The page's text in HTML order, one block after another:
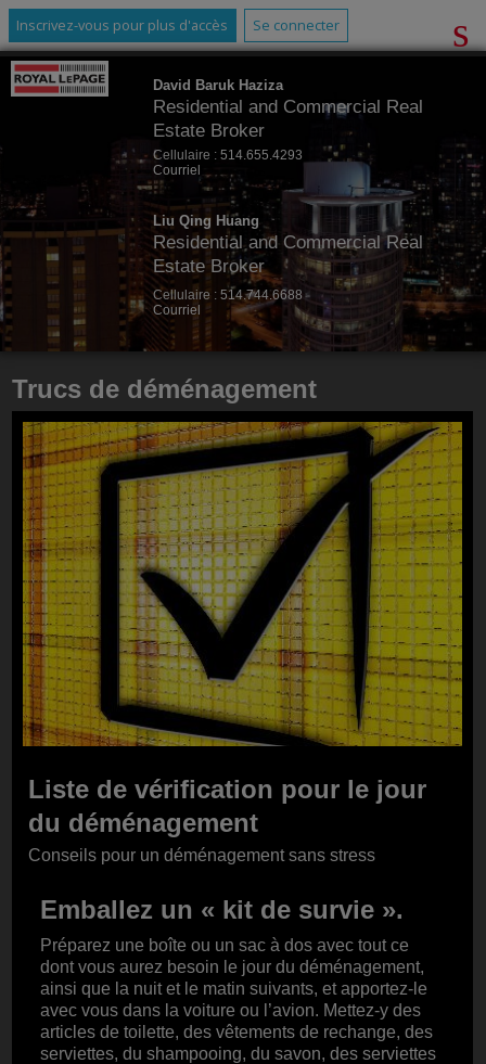
Inscrivez-vous pour plus d'accès Se connecter
David Baruk Haziza
Residential and Commercial Real
Estate Broker
Cellulaire : 514.655.4293
Courriel
Liu Qing Huang
Residential and Commercial Real
Estate Broker
Cellulaire : 514.744.6688
Courriel
Trucs de déménagement
Liste de vérification pour le jour
du déménagement
Conseils pour un déménagement sans stress
Emballez un « kit de survie ».
Préparez une boîte ou un sac à dos avec tout ce
dont vous aurez besoin le jour du déménagement,
ainsi que la nuit et le matin suivants, et apportez-le
avec vous dans la voiture ou l’avion. Mettez-y des
articles de toilette, des vêtements de rechange, des
serviettes, du shampooing, du savon, des serviettes